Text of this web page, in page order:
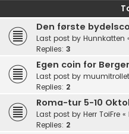
Den første
Last post by Hunnkatten
Replies: 3
Egen coin for
Last post by muumitrollet
Replies: 2
Roma-tur 5-10
Last post by Herr ToiFre «
Replies: 2